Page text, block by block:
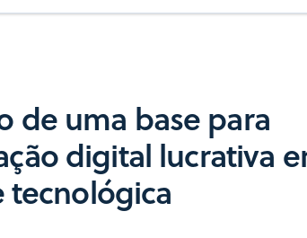
de uma base para
digital lucrativa
tecnológica